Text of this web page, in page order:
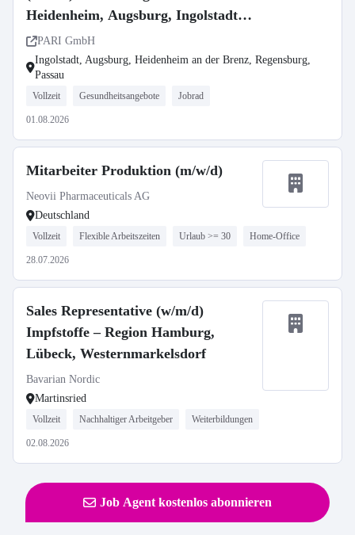
Heidenheim, Augsburg, Ingolstadt,
Regensburg, Passau
PARI GmbH
Ingolstadt, Augsburg, Heidenheim an der Brenz, Regensburg,
Passau
Vollzeit Gesundheitsangebote Jobrad
01.08.2026
Mitarbeiter Produktion (m/w/d)
Neovii Pharmaceuticals AG
Deutschland
Vollzeit Flexible Arbeitszeiten Urlaub >= 30 Home-Office
28.07.2026
Sales Representative (w/m/d)
Impfstoffe – Region Hamburg,
Lübeck, Westernmarkelsdorf
Bavarian Nordic
Martinsried
Vollzeit Nachhaltiger Arbeitgeber Weiterbildungen
02.08.2026
Job Agent kostenlos abonnieren